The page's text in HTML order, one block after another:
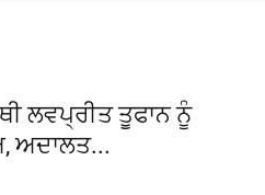
ਲਵਪ੍ਰੀਤ ਤੂਫਾਨ ਨੂੰ
ਅਦਾਲਤ...